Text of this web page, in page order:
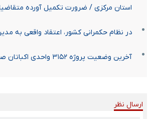
استان مرکزی / ضرورت تکمیل آورده
در نظام حکمرانی کشور، اعتقاد واقعی به
آخرین وضعیت پروژه ۳۱۵۲ واحدی اکباتان صدرا بررسی شد
ارسال نظر